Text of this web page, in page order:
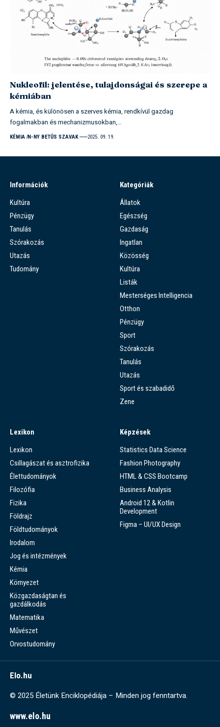
Nukleofil: jelentése, tulajdonságai és szerepe a
kémiában
A kémia, és különösen a szerves kémia, rendkívül gazdag
fogalmakban és mechanizmusokban,…
KÉMIA N-NY BETŰS SZAVAK 2025. 09. 19.
Információk
Kultúra
Pénzügy
Tanulás
Szórakozás
Utazás
Tudomány
Kategóriák
Állatok
Egészség
Gazdaság
Ingatlan
Közösség
Kultúra
Listák
Mesterséges Intelligencia
Otthon
Pénzügy
Sport
Szórakozás
Tanulás
Utazás
Sport és szabadidő
Zene
Lexikon
Lexikon
Csillagászat és asztrofizika
Élettudományok
Filozófia
Fizika
Földrajz
Földtudományok
Irodalom
Jog és intézmények
Kémia
Környezet
Közgazdaságtan és
gazdálkodás
Matematika
Művészet
Orvostudomány
Képzések
Statistics Data Science
Fashion Photography
HTML & CSS Bootcamp
Business Analysis
Android 12 & Kotlin
Development
Figma – UI/UX Design
Elo.hu
© 2025 Életünk Enciklopédiája – Minden jog fenntartva.
www.elo.hu